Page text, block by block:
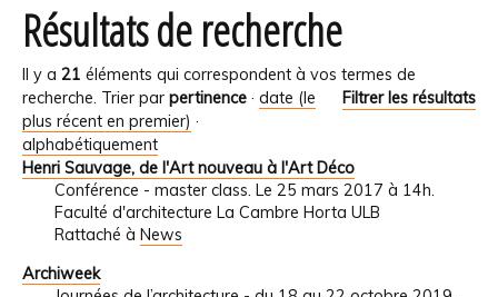
Résultats de recherche
Il y a 21 éléments qui correspondent à vos termes de
recherche.
Filtrer les résultats
Trier par pertinence · date (le
plus récent en premier) ·
alphabétiquement
Henri Sauvage, de l'Art nouveau à l'Art Déco
Conférence - master class. Le 25 mars 2017 à 14h.
Faculté d'architecture La Cambre Horta ULB
Rattaché à News
Archiweek